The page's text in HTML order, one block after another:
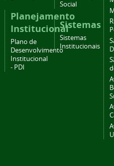
Planejamento
Institucional
Plano de
Desenvolvimento
Institucional
- PDI
Social
Sistemas
Sistemas
Institucionais